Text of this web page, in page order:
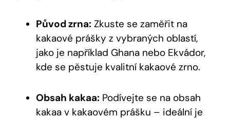
Původ zrna: Zkuste se zaměřit na
kakaové prášky z vybraných oblastí,
jako je například Ghana nebo Ekvádor,
kde se pěstuje kvalitní kakaové zrno.
Obsah kakaa: Podívejte se na obsah
kakaa v kakaovém prášku – ideální je